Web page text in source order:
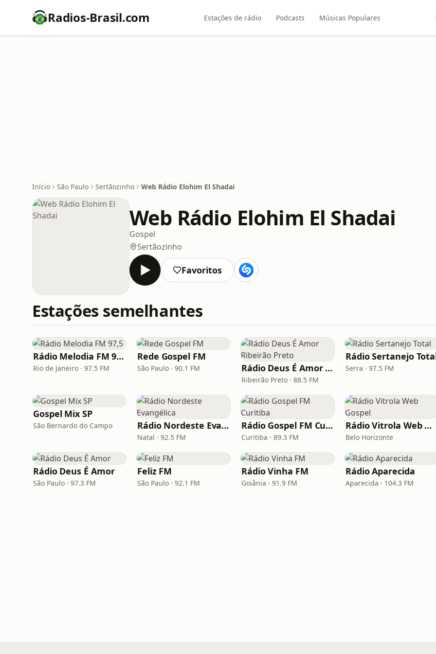
Radios-Brasil.com Estações de rádio Podcasts Músicas Populares
Início São Paulo Sertãozinho Web Rádio Elohim El Shadai
Web Rádio Elohim El Shadai
Gospel
Sertãozinho
Favoritos
Estações semelhantes
Rádio Melodia FM 97,5
Rio de Janeiro · 97.5 FM
Rede Gospel FM
São Paulo · 90.1 FM Rádio Deus É Amor Ribeirão Preto
Ribeirão Preto · 88.5 FM
Rádio Sertanejo
Serra · 97.5 FM
Gospel Mix SP
São Bernardo do Campo Rádio Nordeste Evangélica
Natal · 92.5 FM
Rádio Gospel FM Curitiba
Curitiba · 89.3 FM
Rádio Vitrola Web Gospel
Belo Horizonte
Rádio Deus É Amor
São Paulo · 97.3 FM
Feliz FM
São Paulo · 92.1 FM
Rádio Vinha FM
Goiânia · 91.9 FM
Rádio Aparecida
Aparecida · 104.3 FM